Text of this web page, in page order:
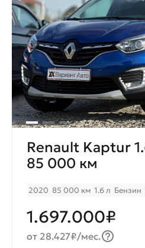
Renault Kaptur
85 000 км
2020 85 000 км 1.6 л Бензин
1.697.000₽
от 28.427₽/мес.